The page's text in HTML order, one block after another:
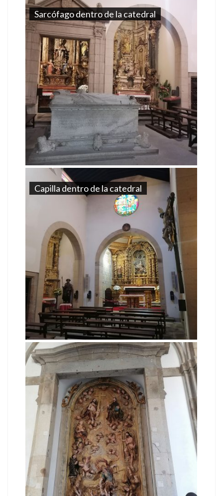
Sarcófago dentro de la catedral
Capilla dentro de la catedral